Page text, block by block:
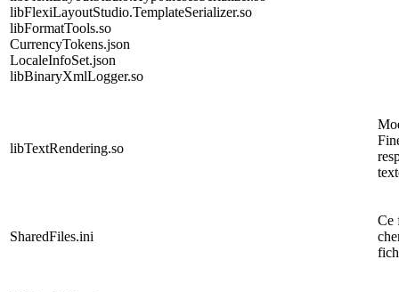
libFlexiLayoutStudio.TemplateSerializer.so
libFormatTools.so
CurrencyTokens.json
LocaleInfoSet.json
libBinaryXmlLogger.so
libTextRendering.so
SharedFiles.ini
Ce